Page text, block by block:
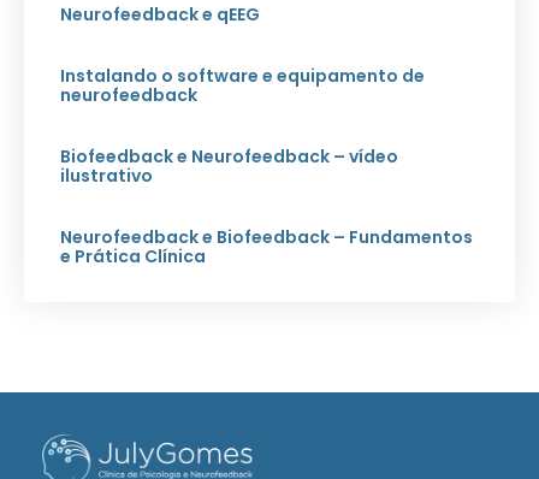
Neurofeedback e qEEG
Instalando o software e equipamento de
neurofeedback
Biofeedback e Neurofeedback – vídeo
ilustrativo
Neurofeedback e Biofeedback – Fundamentos
e Prática Clínica